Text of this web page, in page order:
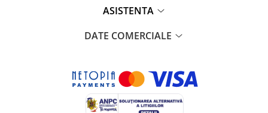
ASISTENTA
DATE COMERCIALE